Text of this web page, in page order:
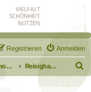
Anmelden
Registrieren
Naturmodule & kleine Biotope Reisighaufen & Laubhaufen
u